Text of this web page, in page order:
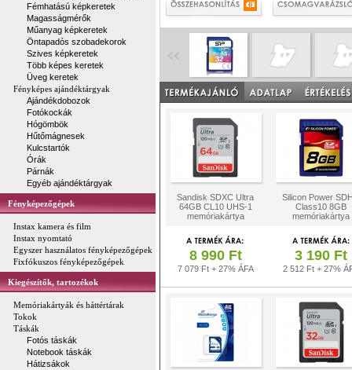
Fémhatású képkeretek
Magasságmérők
Műanyag képkeretek
Öntapadós szobadekorok
Szives képkeretek
Több képes keretek
Üveg keretek
Fényképes ajándéktárgyak
Ajándékdobozok
Fotókockák
Hógömbök
Hűtőmágnesek
Kulcstartók
Órák
Párnák
Egyéb ajándéktárgyak
Fényképezőgépek
Instax kamera és film
Instax nyomtató
Egyszer használatos fényképezőgépek
Fixfókuszos fényképezőgépek
Kiegészítők, tartozékok
Memóriakártyák és háttértárak
Tokok
Táskák
Fotós táskák
Notebook táskák
Hátizsákok
Sandisk SDXC Ultra
64GB CL10 UHS-1
memóriakártya
Silicon Power
Class10 8GB
memóriakártya
8 990 Ft
7 079 Ft + 27% ÁFA
3 190 Ft
2 512 Ft + 27%